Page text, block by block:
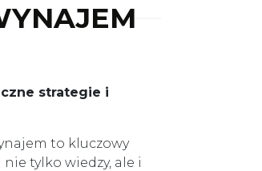
strategie i
to kluczowy
tylko wiedzy, ale i